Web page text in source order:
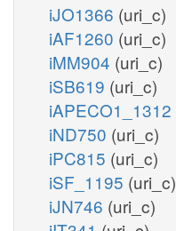
iJO1366 (uri_c)
iAF1260 (uri_c)
iMM904 (uri_c)
iSB619 (uri_c)
iAPECO1_1312
iND750 (uri_c)
iPC815 (uri_c)
iSF_1195 (uri_c)
iJN746 (uri_c)